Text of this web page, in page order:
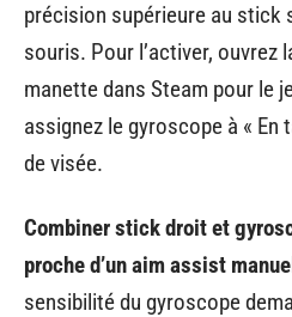
précision supérieure au stick
souris. Pour l’activer, ouvrez
manette dans Steam pour le
assignez le gyroscope à « En
de visée.
Combiner stick droit et
proche d’un aim assist
sensibilité du gyroscope